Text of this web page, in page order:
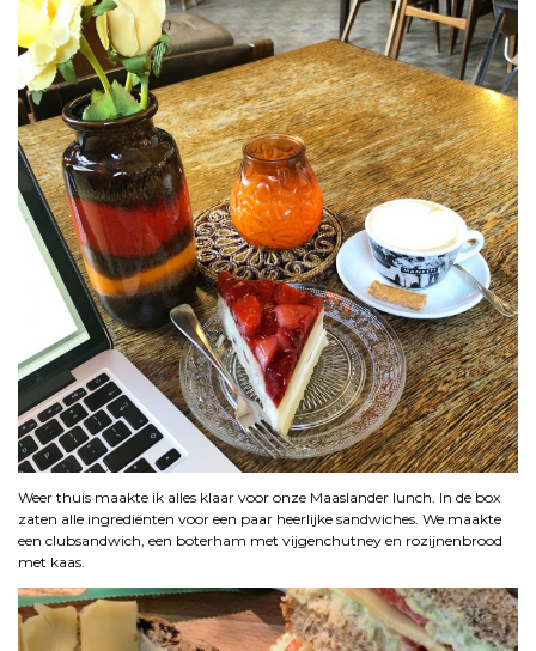
Weer thuis maakte ik alles klaar voor onze Maaslander lunch. In de box
zaten alle ingrediënten voor een paar heerlijke sandwiches. We maakte
een clubsandwich, een boterham met vijgenchutney en rozijnenbrood
met kaas.